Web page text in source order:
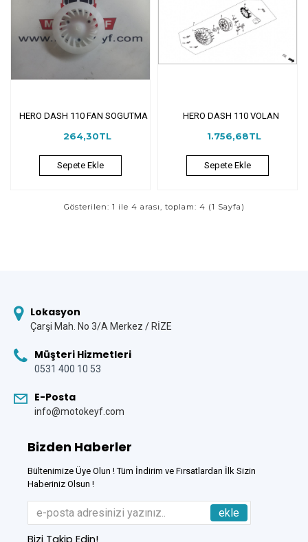
HERO DASH 110 FAN SOGUTMA
264,30TL
Sepete Ekle
HERO DASH 110 VOLAN
1.756,68TL
Sepete Ekle
Gösterilen: 1 ile 4 arası, toplam: 4 (1 Sayfa)
Lokasyon
Çarşi Mah. No 3/A Merkez / RİZE
Müşteri Hizmetleri
0531 400 10 53
E-Posta
info@motokeyf.com
Bizden Haberler
Bültenimize Üye Olun ! Tüm İndirim ve Fırsatlardan İlk Sizin
Haberiniz Olsun !
ekle
Bizi Takip Edin!